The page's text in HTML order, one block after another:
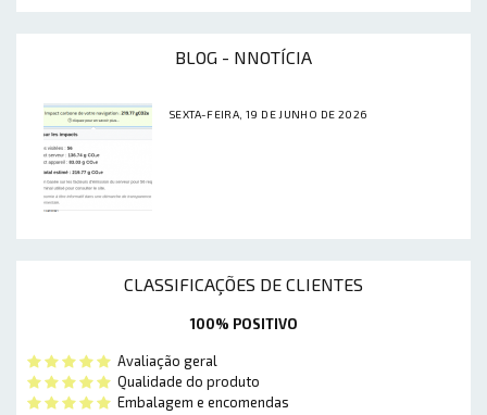
BLOG - NNOTÍCIA
SEXTA-FEIRA, 19 DE JUNHO DE 2026
CLASSIFICAÇÕES DE CLIENTES
100% POSITIVO
Avaliação geral
Qualidade do produto
Embalagem e encomendas